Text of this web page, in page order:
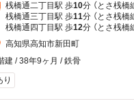
桟橋通二丁目駅 歩10分 （とさ桟橋
桟橋通三丁目駅 歩11分 （とさ桟橋
桟橋通四丁目駅 歩12分 （とさ桟橋
高知県高知市新田町
建 / 38年9ヶ月 / 鉄骨
り